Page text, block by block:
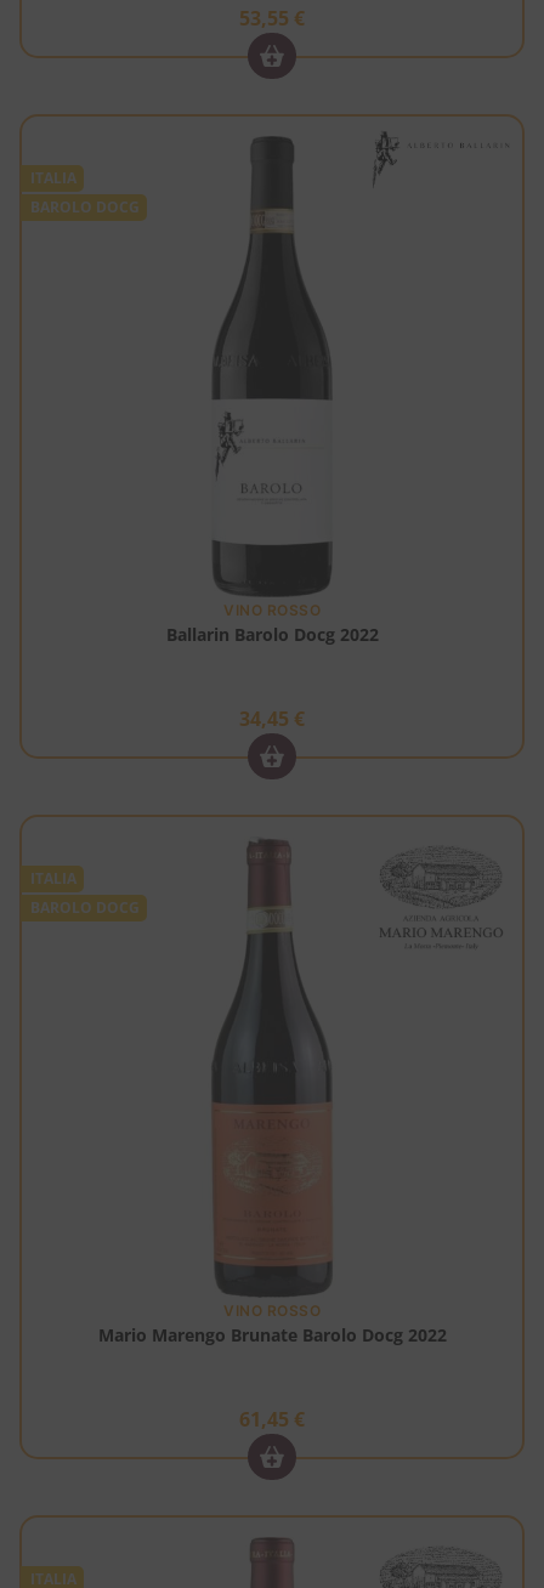
53,55 €
ITALIA
BAROLO DOCG
VINO ROSSO
Ballarin Barolo Docg 2022
34,45 €
ITALIA
BAROLO DOCG
VINO ROSSO
Mario Marengo Brunate Barolo Docg 2022
61,45 €
ITALIA